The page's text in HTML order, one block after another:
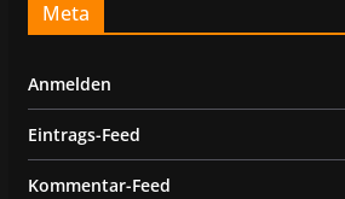
Meta
Anmelden
Eintrags-Feed
Kommentar-Feed